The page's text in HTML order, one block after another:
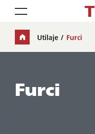
Toggle
Utilaje Furci
Furci